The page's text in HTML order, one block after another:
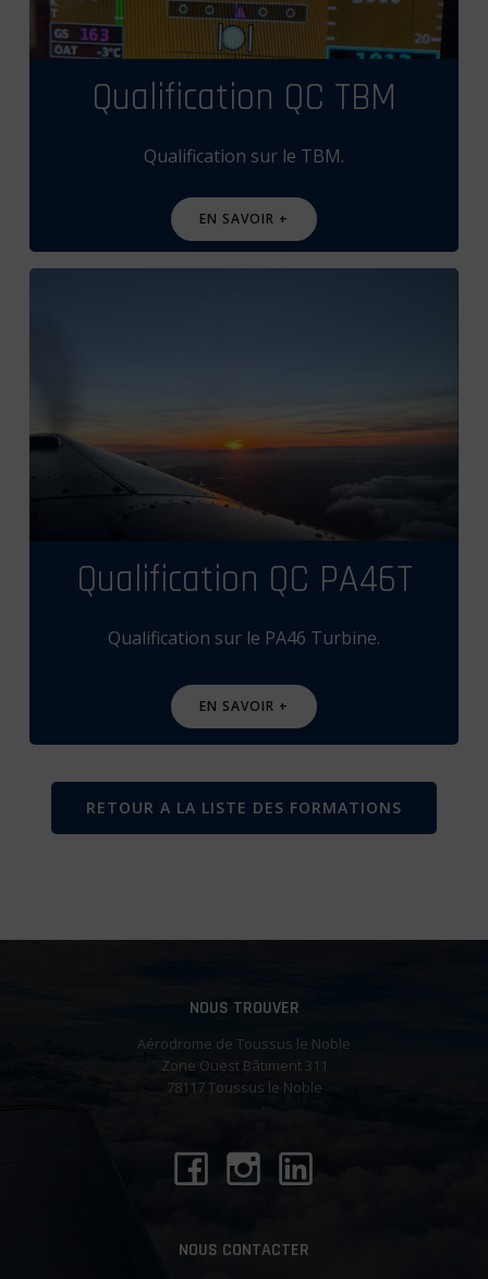
Qualification QC TBM
Qualification sur le TBM.
EN SAVOIR +
Qualification QC PA46T
Qualification sur le PA46 Turbine.
EN SAVOIR +
RETOUR A LA LISTE DES FORMATIONS
NOUS TROUVER
Aérodrome de Toussus le Noble
Zone Ouest Bâtiment 311
78117 Toussus le Noble
NOUS CONTACTER